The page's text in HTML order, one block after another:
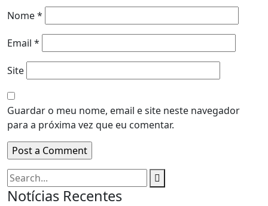
Nome*
Email *
Site
Guardar o meu nome, email e site neste navegador
para a próxima vez que eu comentar.
Notícias Recentes